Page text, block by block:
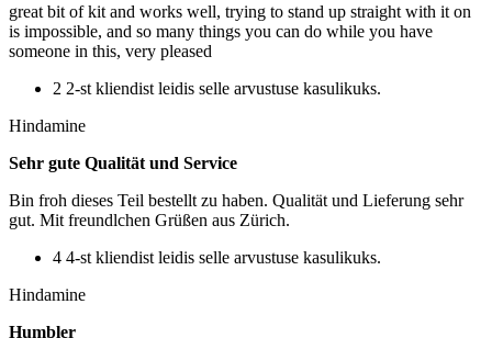
great bit of kit and works well, trying to stand up straight with it on
is impossible, and so many things you can do while you have
someone in this, very pleased
2 2-st kliendist leidis selle arvustuse kasulikuks.
Hindamine
Sehr gute Qualität und Service
Bin froh dieses Teil bestellt zu haben. Qualität und Lieferung sehr
gut. Mit freundlchen Grüßen aus Zürich.
4 4-st kliendist leidis selle arvustuse kasulikuks.
Hindamine
Humbler